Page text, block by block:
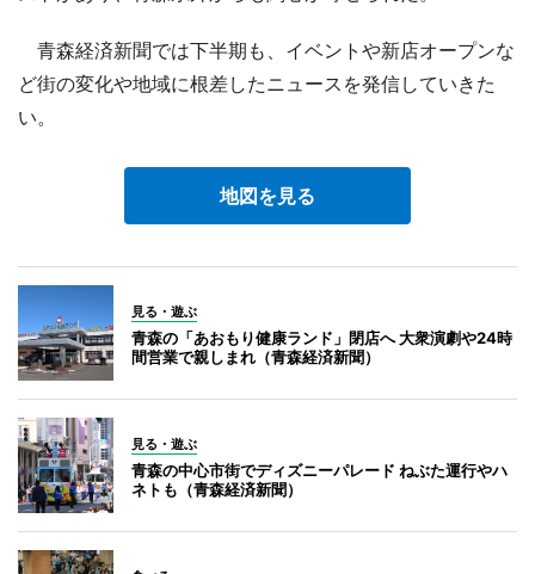
青森経済新聞では下半期も、イベントや新店オープンな
ど街の変化や地域に根差したニュースを発信していきた
い。
地図を見る
見る・遊ぶ
青森の「あおもり健康ランド」閉店へ 大衆演劇や24時
間営業で親しまれ（青森経済新聞）
見る・遊ぶ
青森の中心市街でディズニーパレード ねぶた運行やハ
ネトも（青森経済新聞）